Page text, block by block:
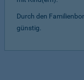
Durch den
günstig.